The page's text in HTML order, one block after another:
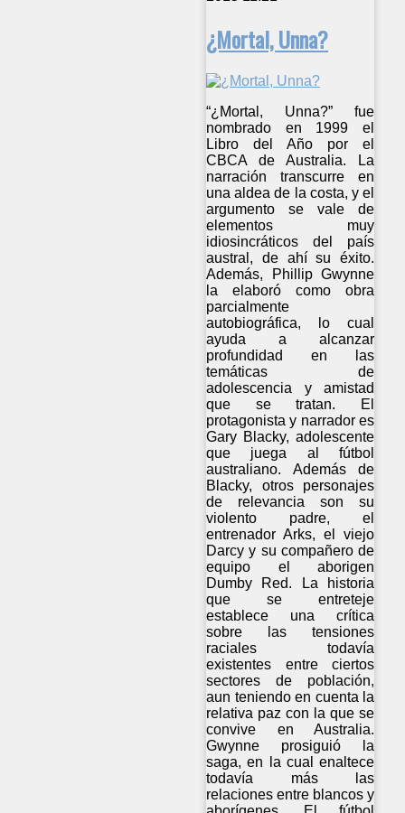
¿Mortal, Unna?
“¿Mortal, Unna?” fue
nombrado en 1999 el
Libro del Año por el
CBCA de Australia. La
narración transcurre en
una aldea de la costa, y el
argumento se vale de
elementos muy
idiosincráticos del país
austral, de ahí su éxito.
Además, Phillip Gwynne
la elaboró como obra
parcialmente
autobiográfica, lo cual
ayuda a alcanzar
profundidad en las
temáticas de
adolescencia y amistad
que se tratan. El
protagonista y narrador es
Gary Blacky, adolescente
que juega al fútbol
australiano. Además de
Blacky, otros personajes
de relevancia son su
violento padre, el
entrenador Arks, el viejo
Darcy y su compañero de
equipo el aborigen
Dumby Red. La historia
que se entreteje
establece una crítica
sobre las tensiones
raciales todavía
existentes entre ciertos
sectores de población,
aun teniendo en cuenta la
relativa paz con la que se
convive en Australia.
Gwynne prosiguió la
saga, en la cual enaltece
todavía más las
relaciones entre blancos y